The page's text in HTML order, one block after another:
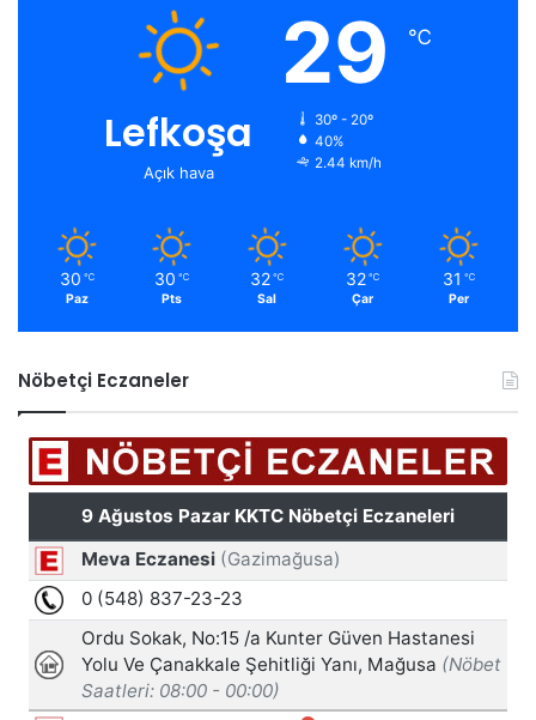
Lefkoşa
Açık hava
29 ℃
30º - 20º
40%
2.44 km/h
30 ℃
Paz
30 ℃
Pts
32 ℃
Sal
32 ℃
Çar
31 ℃
Per
Nöbetçi Eczaneler